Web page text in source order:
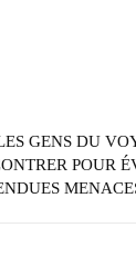
GENS DU
POUR